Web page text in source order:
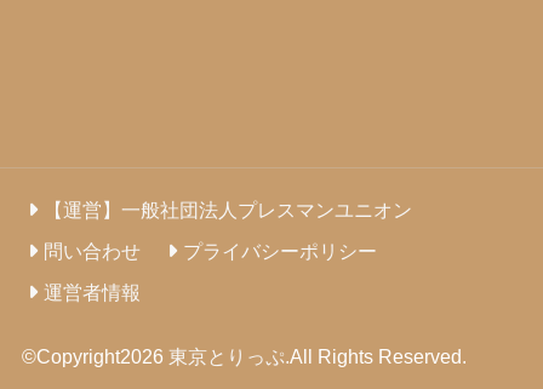
【運営】一般社団法人プレスマンユニオン
問い合わせ
プライバシーポリシー
運営者情報
©Copyright2026 東京とりっぷ.All Rights Reserved.